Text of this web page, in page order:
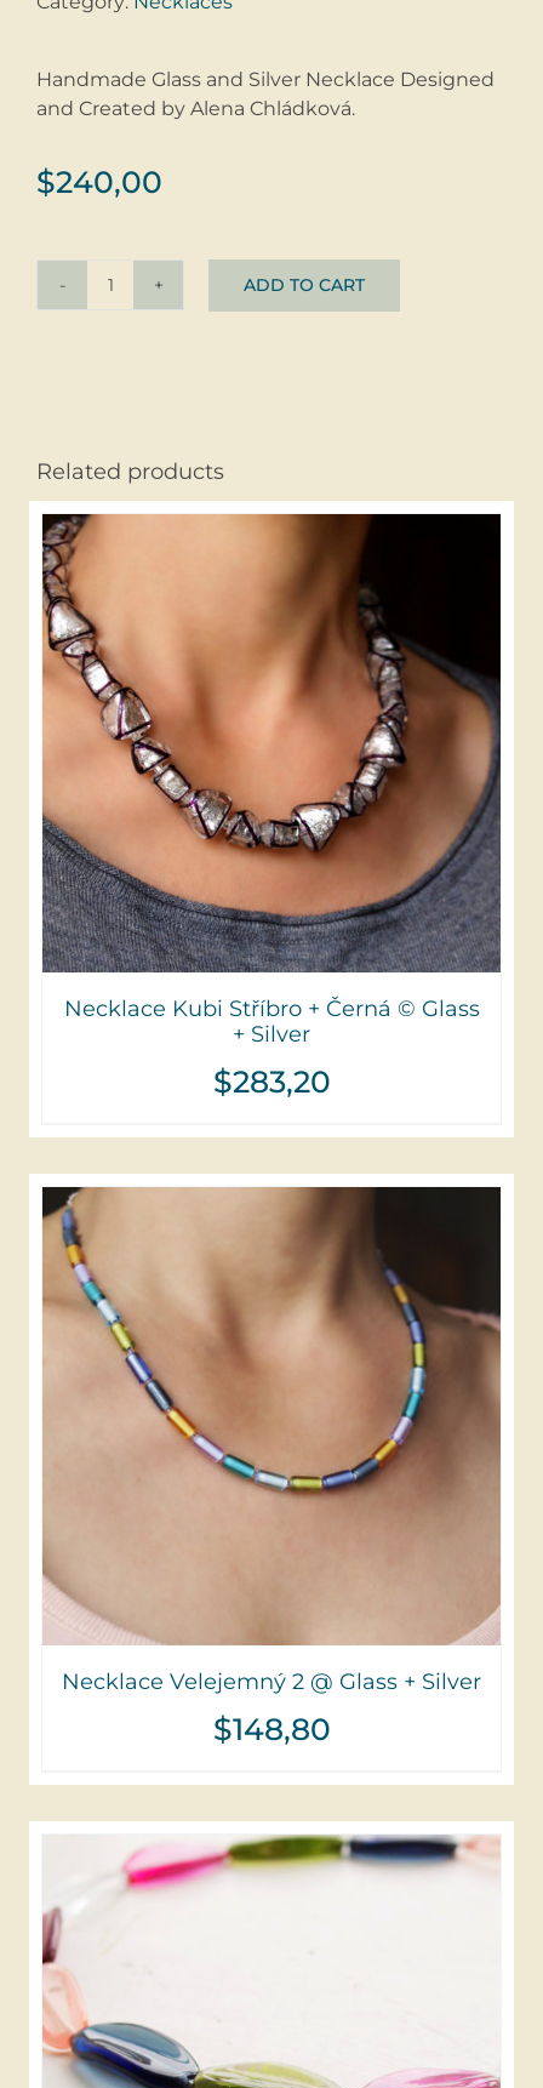
$240,00
Handmade Glass and Silver Necklace Designed
and Created by Alena Chládková.
Necklace
925
quantity
ADD TO CART
Related products
Necklace Kubi Stříbro + Černá © Glass
+ Silver
$283,20
Necklace Velejemný 2 @ Glass + Silver
$148,80